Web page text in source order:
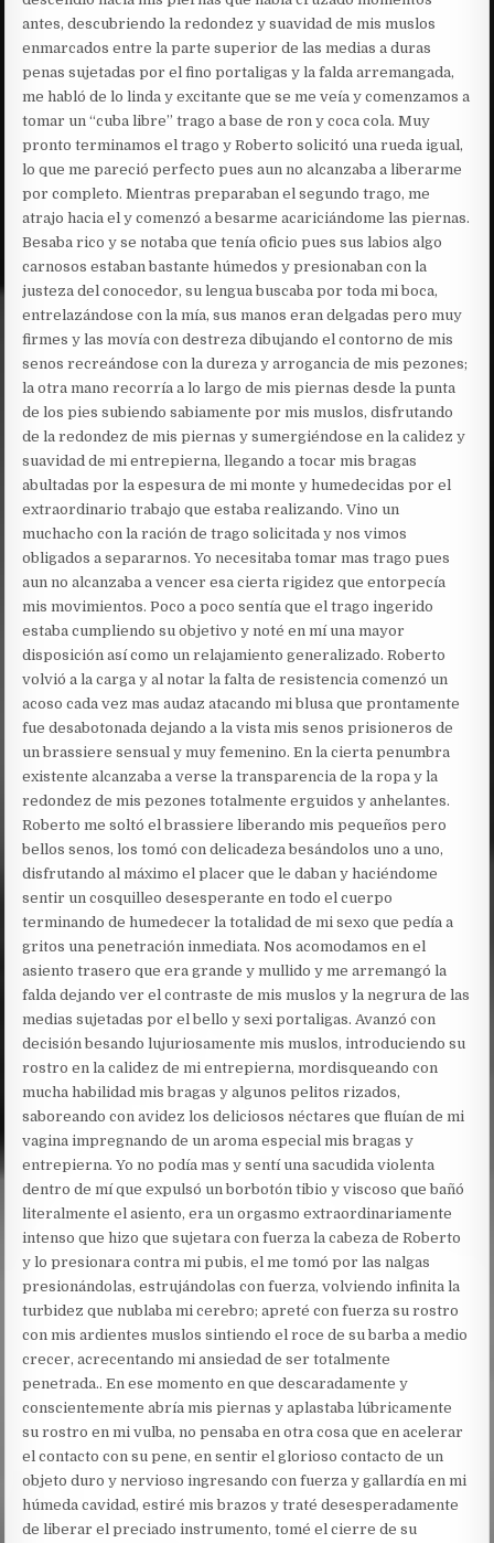
antes, descubriendo la redondez y suavidad de mis muslos
enmarcados entre la parte superior de las medias a duras
penas sujetadas por el fino portaligas y la falda arremangada,
me habló de lo linda y excitante que se me veía y comenzamos a
tomar un “cuba libre” trago a base de ron y coca cola. Muy
pronto terminamos el trago y Roberto solicitó una rueda igual,
lo que me pareció perfecto pues aun no alcanzaba a liberarme
por completo. Mientras preparaban el segundo trago, me
atrajo hacia el y comenzó a besarme acariciándome las piernas.
Besaba rico y se notaba que tenía oficio pues sus labios algo
carnosos estaban bastante húmedos y presionaban con la
justeza del conocedor, su lengua buscaba por toda mi boca,
entrelazándose con la mía, sus manos eran delgadas pero muy
firmes y las movía con destreza dibujando el contorno de mis
senos recreándose con la dureza y arrogancia de mis pezones;
la otra mano recorría a lo largo de mis piernas desde la punta
de los pies subiendo sabiamente por mis muslos, disfrutando
de la redondez de mis piernas y sumergiéndose en la calidez y
suavidad de mi entrepierna, llegando a tocar mis bragas
abultadas por la espesura de mi monte y humedecidas por el
extraordinario trabajo que estaba realizando. Vino un
muchacho con la ración de trago solicitada y nos vimos
obligados a separarnos. Yo necesitaba tomar mas trago pues
aun no alcanzaba a vencer esa cierta rigidez que entorpecía
mis movimientos. Poco a poco sentía que el trago ingerido
estaba cumpliendo su objetivo y noté en mí una mayor
disposición así como un relajamiento generalizado. Roberto
volvió a la carga y al notar la falta de resistencia comenzó un
acoso cada vez mas audaz atacando mi blusa que prontamente
fue desabotonada dejando a la vista mis senos prisioneros de
un brassiere sensual y muy femenino. En la cierta penumbra
existente alcanzaba a verse la transparencia de la ropa y la
redondez de mis pezones totalmente erguidos y anhelantes.
Roberto me soltó el brassiere liberando mis pequeños pero
bellos senos, los tomó con delicadeza besándolos uno a uno,
disfrutando al máximo el placer que le daban y haciéndome
sentir un cosquilleo desesperante en todo el cuerpo
terminando de humedecer la totalidad de mi sexo que pedía a
gritos una penetración inmediata. Nos acomodamos en el
asiento trasero que era grande y mullido y me arremangó la
falda dejando ver el contraste de mis muslos y la negrura de las
medias sujetadas por el bello y sexi portaligas. Avanzó con
decisión besando lujuriosamente mis muslos, introduciendo su
rostro en la calidez de mi entrepierna, mordisqueando con
mucha habilidad mis bragas y algunos pelitos rizados,
saboreando con avidez los deliciosos néctares que fluían de mi
vagina impregnando de un aroma especial mis bragas y
entrepierna. Yo no podía mas y sentí una sacudida violenta
dentro de mí que expulsó un borbotón tibio y viscoso que bañó
literalmente el asiento, era un orgasmo extraordinariamente
intenso que hizo que sujetara con fuerza la cabeza de Roberto
y lo presionara contra mi pubis, el me tomó por las nalgas
presionándolas, estrujándolas con fuerza, volviendo infinita la
turbidez que nublaba mi cerebro; apreté con fuerza su rostro
con mis ardientes muslos sintiendo el roce de su barba a medio
crecer, acrecentando mi ansiedad de ser totalmente
penetrada.. En ese momento en que descaradamente y
conscientemente abría mis piernas y aplastaba lúbricamente
su rostro en mi vulba, no pensaba en otra cosa que en acelerar
el contacto con su pene, en sentir el glorioso contacto de un
objeto duro y nervioso ingresando con fuerza y gallardía en mi
húmeda cavidad, estiré mis brazos y traté desesperadamente
de liberar el preciado instrumento, tomé el cierre de su